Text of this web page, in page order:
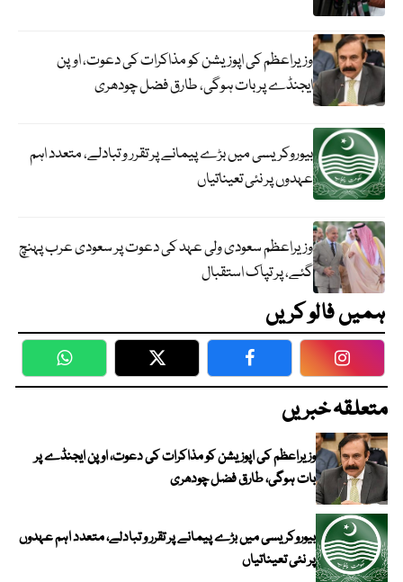
وزیراعظم کی اپوزیشن کو مذاکرات کی دعوت، اوپن
ایجنڈے پر بات ہوگی، طارق فضل چودھری
بیوروکریسی میں بڑے پیمانے پر تقرر و تبادلے، متعدد اہم
عہدوں پر نئی تعیناتیاں
وزیراعظم سعودی ولی عہد کی دعوت پر سعودی عرب پہنچ
گئے، پر تپاک استقبال
ہمیں فالو کریں
WhatsApp Twitter Facebook
متعلقہ خبریں
وزیراعظم کی اپوزیشن کو مذاکرات کی دعوت، اوپن ایجنڈے پر
بات ہوگی، طارق فضل چودھری
بیوروکریسی میں بڑے پیمانے پر تقرر و تبادلے، متعدد اہم عہدوں
پر نئی تعیناتیاں